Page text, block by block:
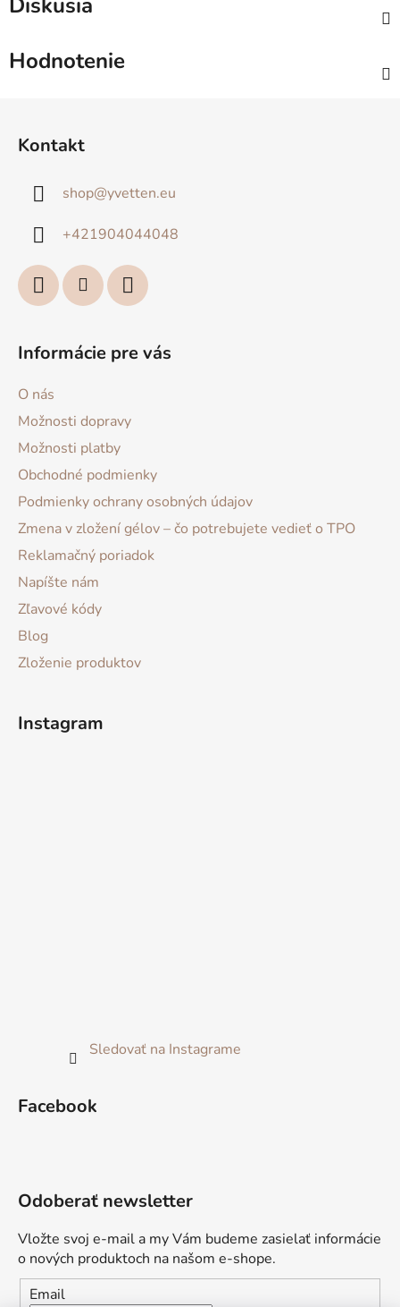
Hodnotenie
Kontakt
shop@yvetten.eu
+421904044048
Informácie pre vás
O nás
Možnosti dopravy
Možnosti platby
Obchodné podmienky
Podmienky ochrany osobných údajov
Zmena v zložení gélov – čo potrebujete vedieť o TPO
Reklamačný poriadok
Napíšte nám
Zľavové kódy
Blog
Zloženie produktov
Instagram
Sledovať na Instagrame
Facebook
Odoberať newsletter
Vložte svoj e-mail a my Vám budeme zasielať informácie
o nových produktoch na našom e-shope.
Email